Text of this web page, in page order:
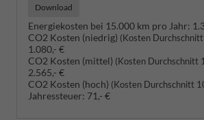
Download
Energiekosten bei 15.000 km pro Jahr:
CO2 Kosten (niedrig) (Kosten
1.080,- €
CO2 Kosten (mittel) (Kosten Durchschnitt
2.565,- €
CO2 Kosten (hoch) (Kosten Durchschnitt
Jahressteuer: 71,- €